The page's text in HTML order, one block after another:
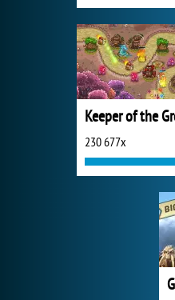
Keeper of the
230 677x